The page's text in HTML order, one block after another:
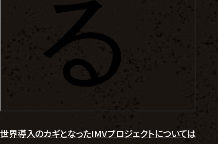
世界導入のカギとなったIMVプロジェクトについては